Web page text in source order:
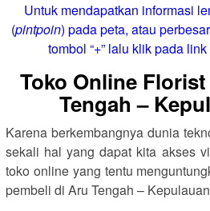
Untuk mendapatkan informasi
(pintpoin) pada peta, atau
tombol “+” lalu klik pada link
Toko Online
Tengah –
Karena berkembangnya dunia
sekali hal yang dapat kita akses
toko online yang tentu
pembeli di Aru Tengah –